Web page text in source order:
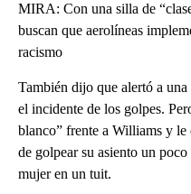
MIRA: Con una silla de
buscan que aerolíneas
racismo
También dijo que alertó a
el incidente de los golpes.
blanco” frente a Williams y le
de golpear su asiento un
mujer en un tuit.